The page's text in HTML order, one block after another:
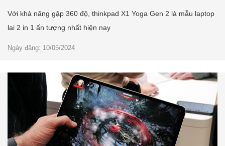
Với khả năng gập 360 độ, thinkpad X1 Yoga Gen 2 là mẫu laptop
lai 2 in 1 ấn tượng nhất hiện nay
Ngày đăng: 10/05/2024